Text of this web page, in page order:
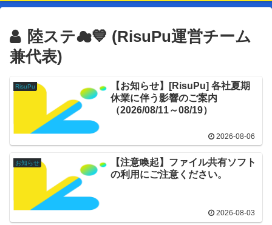
陸ステ☁💙 (RisuPu運営チーム
兼代表)
RisuPu
【お知らせ】[RisuPu] 各社夏期
休業に伴う影響のご案内
（2026/08/11～08/19）
2026-08-06
お知らせ
【注意喚起】ファイル共有ソフト
の利用にご注意ください。
2026-08-03